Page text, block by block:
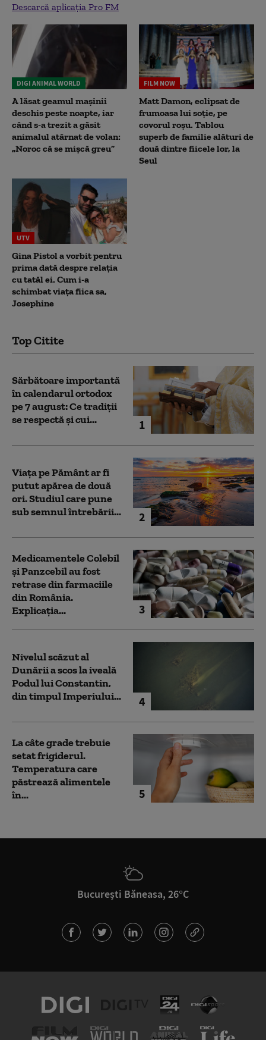
Descarcă aplicația Pro FM
DIGI ANIMAL WORLD
A lăsat geamul mașinii
deschis peste noapte, iar
când s-a trezit a găsit
animalul atârnat de volan:
„Noroc că se mișcă greu”
FILM NOW
Matt Damon, eclipsat de
frumoasa lui soție, pe
covorul roșu. Tablou
superb de familie alături de
două dintre fiicele lor, la
Seul
UTV
Gina Pistol a vorbit pentru
prima dată despre relația
cu tatăl ei. Cum i-a
schimbat viața fiica sa,
Josephine
Top Citite
1
Sărbătoare importantă
în calendarul ortodox
pe 7 august: Ce tradiții
se respectă și cui...
2
Viața pe Pământ ar fi
putut apărea de două
ori. Studiul care pune
sub semnul întrebării...
3
Medicamentele Colebil
și Panzcebil au fost
retrase din farmaciile
din România.
Explicația...
4
Nivelul scăzut al
Dunării a scos la iveală
Podul lui Constantin,
din timpul Imperiului...
5
La câte grade trebuie
setat frigiderul.
Temperatura care
păstrează alimentele
în...
București Băneasa, 26°C